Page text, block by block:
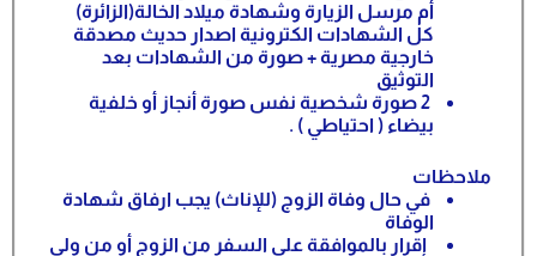
أم مرسل الزيارة وشهادة ميلاد الخالة(الزائرة)
كل الشهادات الكترونية اصدار حديث مصدقة
خارجية مصرية + صورة من الشهادات بعد
التوثيق
2 صورة شخصية نفس صورة أنجاز أو خلفية
بيضاء ( احتياطي ) .
ملاحظات
في حال وفاة الزوج (للإناث) يجب ارفاق شهادة
الوفاة
إقرار بالموافقة على السفر من الزوج أو من ولى